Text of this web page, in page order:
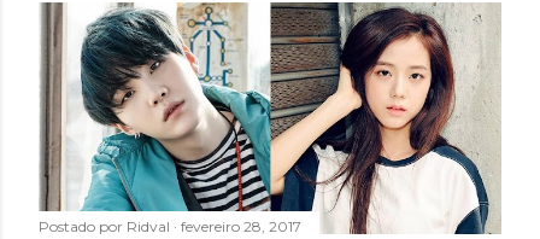
Postado por Ridval fevereiro 28, 2017